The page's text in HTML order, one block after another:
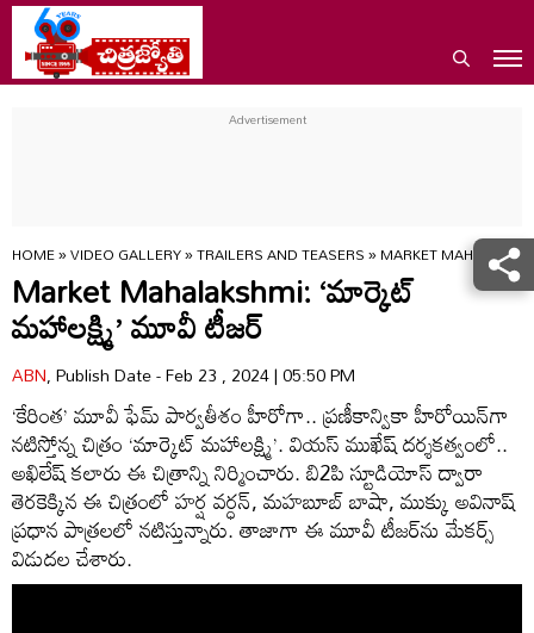
HOME»VIDEO GALLERY»TRAILERS AND TEASERS»MARKET
Market Mahalakshmi: ‘మార్కెట్
మహాలక్ష్మి’ మూవీ టీజర్
ABN, Publish Date - Feb 23 , 2024 | 05:50 PM
‘కేరింత’ మూవీ ఫేమ్ పార్వతీశం హీరోగా.. ప్రణీకాన్వికా హీరోయిన్‌గా
నటిస్తోన్న చిత్రం ‘మార్కెట్ మహాలక్ష్మి’. వియస్ ముఖేష్ దర్శకత్వంలో..
అఖిలేష్ కలారు ఈ చిత్రాన్ని నిర్మించారు. బి2పి స్టూడియోస్ ద్వారా
తెరకెక్కిన ఈ చిత్రంలో హర్ష వర్ధన్, మహబూబ్ బాషా, ముక్కు అవినాష్
ప్రధాన పాత్రలలో నటిస్తున్నారు. తాజాగా ఈ మూవీ టీజర్‌ను మేకర్స్
విడుదల చేశారు.